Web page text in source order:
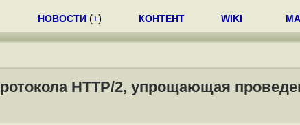
НОВОСТИ (+) КОНТЕНТ WIKI
HTTP/2, упрощающая